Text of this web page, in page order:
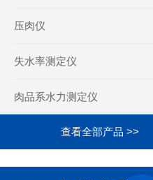
压肉仪
失水率测定仪
肉品系水力测定仪
查看全部产品 >>